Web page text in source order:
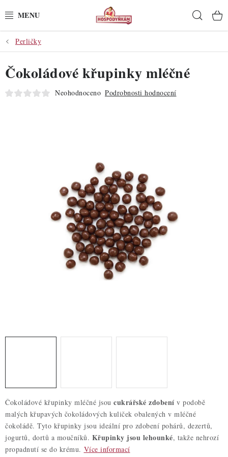
na
POTŘEBY
POMŮCKY
SUROVINY
ZDRAVÉ PEČENÍ
DÁRKOVÉ POUKAZY
NOVÉ ZBOŽÍ
Nepřevzetí zásilky na dobírku
Obchodní podmínky
Hodnocení obchodu
Blog
Moje objednávka
Podmínky ochrany osobních údajů
Perličky
Čokoládové křupinky mléčné jsou cukrářské zdobení v podobě
malých křupavých čokoládových kuliček obalených v mléčné
čokoládě. Tyto křupinky jsou ideální pro zdobení pohárů, dezertů,
jogurtů, dortů a moučníků. Křupinky jsou lehounké, takže nehrozí
propadnutí se do krému. Více informací
Čokoládové křupinky mléčné
Neohodnoceno Podrobnosti hodnocení